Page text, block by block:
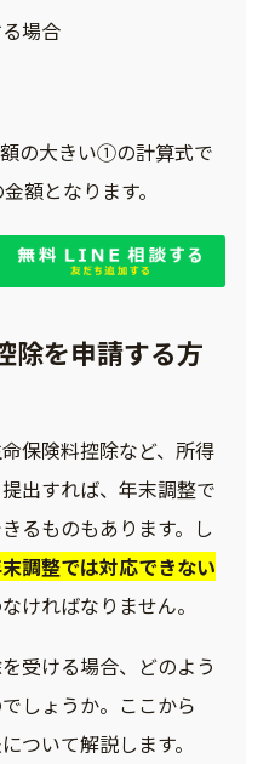
場合
の大きい①の計算式で
額となります。
除を申請する方
保険料控除など、所得
出すれば、年末調整で
るものもあります。し
調整では対応できない
ければなりません。
受ける場合、どのよう
しょうか。ここから
ついて解説します。